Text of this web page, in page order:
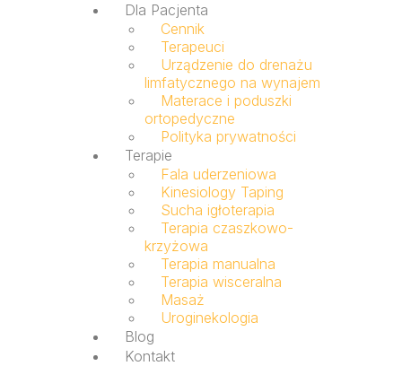
Dla Pacjenta
Cennik
Terapeuci
Urządzenie do drenażu
limfatycznego na wynajem
Materace i poduszki
ortopedyczne
Polityka prywatności
Terapie
Fala uderzeniowa
Kinesiology Taping
Sucha igłoterapia
Terapia czaszkowo-
krzyżowa
Terapia manualna
Terapia wisceralna
Masaż
Uroginekologia
Blog
Kontakt